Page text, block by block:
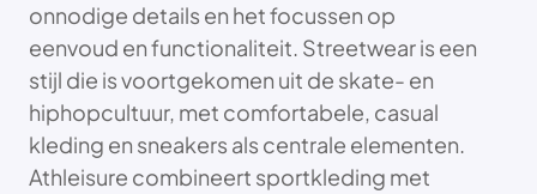
onnodige details en het focussen op
eenvoud en functionaliteit. Streetwear is een
stijl die is voortgekomen uit de skate- en
hiphopcultuur, met comfortabele, casual
kleding en sneakers als centrale elementen.
Athleisure combineert sportkleding met